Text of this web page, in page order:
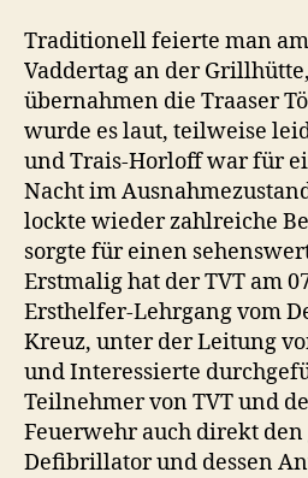
Traditionell feierte man
Vaddertag an der
übernahmen die Traaser
wurde es laut, teilweise
und Trais-Horloff war für
Nacht im
lockte wieder zahlreiche
sorgte für einen
Erstmalig hat der TVT am
Ersthelfer-Lehrgang vom
Kreuz, unter der Leitung
und Interessierte
Teilnehmer von TVT und
Feuerwehr auch direkt
Defibrillator und dessen